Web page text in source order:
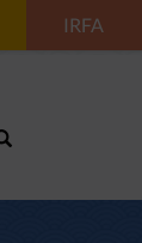
IRFA